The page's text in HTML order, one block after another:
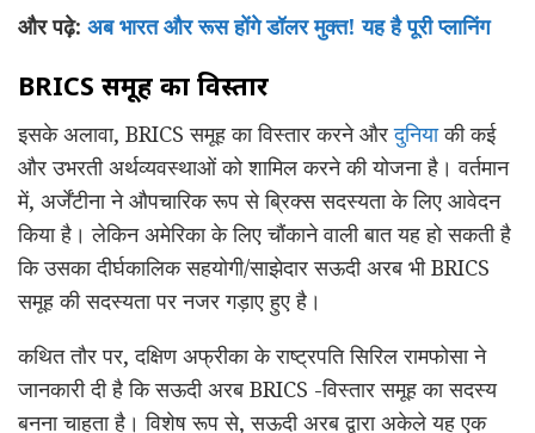
और पढ़े: अब भारत और रूस होंगे डॉलर मुक्त! यह है पूरी प्लानिंग
BRICS समूह का विस्तार
इसके अलावा, BRICS समूह का विस्तार करने औरदुनियाकी कई
और उभरती अर्थव्यवस्थाओं को शामिल करने की योजना है। वर्तमान
में, अर्जेंटीना ने औपचारिक रूप से ब्रिक्स सदस्यता के लिए आवेदन
किया है। लेकिन अमेरिका के लिए चौंकाने वाली बात यह हो सकती है
कि उसका दीर्घकालिक सहयोगी/साझेदार सऊदी अरब भी BRICS
समूह की सदस्यता पर नजर गड़ाए हुए है।
कथित तौर पर, दक्षिण अफ्रीका के राष्ट्रपति सिरिल रामफोसा ने
जानकारी दी है कि सऊदी अरब BRICS -विस्तार समूह का सदस्य
बनना चाहता है। विशेष रूप से, सऊदी अरब द्वारा अकेले यह एक